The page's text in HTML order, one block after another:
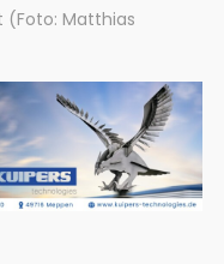
(Foto: Matthias